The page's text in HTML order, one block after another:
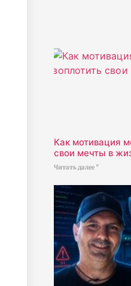
Как мотивация
свои мечты в
Читать далее "